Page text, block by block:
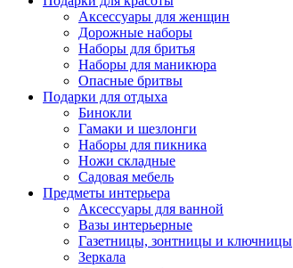
Аксессуары для женщин
Дорожные наборы
Наборы для бритья
Наборы для маникюра
Опасные бритвы
Подарки для отдыха
Бинокли
Гамаки и шезлонги
Наборы для пикника
Ножи складные
Садовая мебель
Предметы интерьера
Аксессуары для ванной
Вазы интерьерные
Газетницы, зонтницы и ключницы
Зеркала